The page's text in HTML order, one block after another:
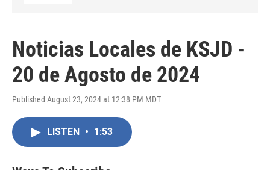
Noticias Locales de KSJD -
20 de Agosto de 2024
Published August 23, 2024 at 12:38 PM MDT
LISTEN • 1:53